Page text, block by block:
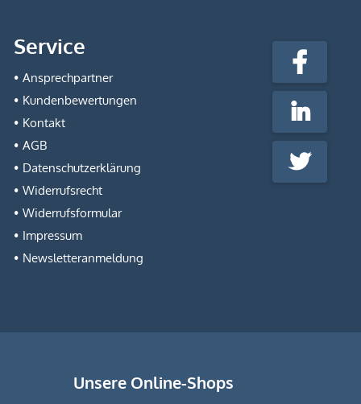
Service
Ansprechpartner
Kundenbewertungen
Kontakt
AGB
Datenschutzerklärung
Widerrufsrecht
Widerrufsformular
Impressum
Newsletteranmeldung
stempel-
fabrik.de
@Social
Media
Facebook
LinkedIn
Twitter
Unsere Online-Shops